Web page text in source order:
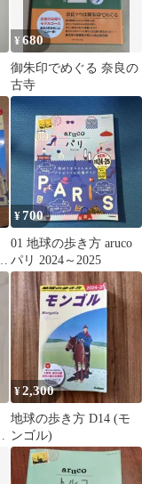
¥680
御朱印でめぐる 奈良の
古寺
¥700
01 地球の歩き方 aruco
パリ 2024～2025
¥2,300
地球の歩き方 D14 (モ
ンゴル)